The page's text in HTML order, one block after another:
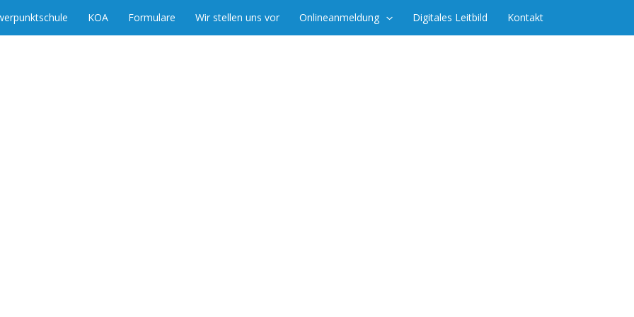
KOA Formulare Wir stellen uns vor Onlineanmeldung Digitales Leitbild Kontakt